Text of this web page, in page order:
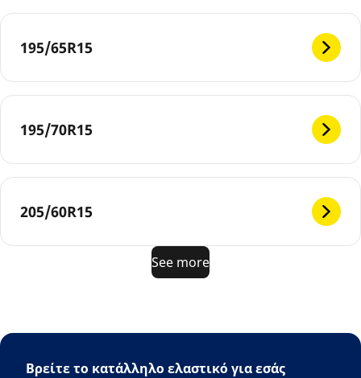
195/65R15
195/70R15
205/60R15
See more
Βρείτε το κατάλληλο ελαστικό για εσάς